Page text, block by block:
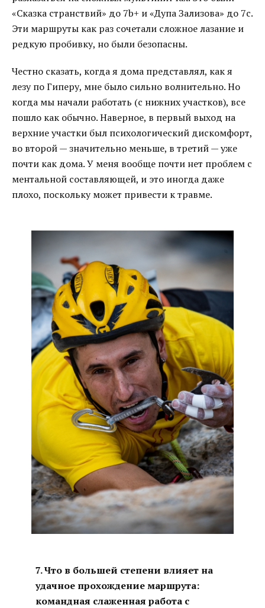
«Сказка странствий» до 7b+ и «Дупа Зализова» до 7с.
Эти маршруты как раз сочетали сложное лазание и
редкую пробивку, но были безопасны.
Честно сказать, когда я дома представлял, как я
лезу по Гиперу, мне было сильно волнительно. Но
когда мы начали работать (с нижних участков), все
пошло как обычно. Наверное, в первый выход на
верхние участки был психологический дискомфорт,
во второй — значительно меньше, в третий — уже
почти как дома. У меня вообще почти нет проблем с
ментальной составляющей, и это иногда даже
плохо, поскольку может привести к травме.
7. Что в большей степени влияет на
удачное прохождение маршрута:
командная слаженная работа с